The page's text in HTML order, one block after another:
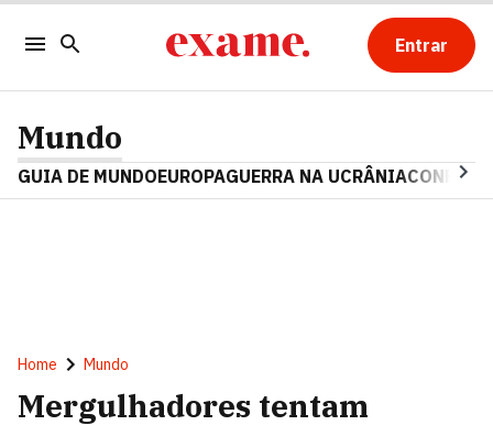
Entrar
Mundo
GUIA DE MUNDOEUROPAGUERRA NA UCRÂNIA
Home Mundo
Mergulhadores tentam